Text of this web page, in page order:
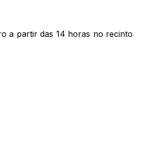
a partir das 14 horas no recinto